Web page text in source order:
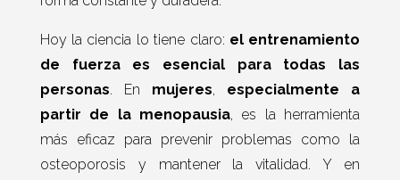
Hoy la ciencia lo tiene claro: el entrenamiento
de fuerza es esencial para todas las
personas. En mujeres, especialmente a
partir de la menopausia, es la herramienta
más eficaz para prevenir problemas como la
osteoporosis y mantener la vitalidad. Y en